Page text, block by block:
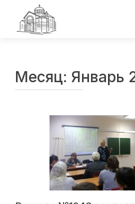
Месяц: Январь